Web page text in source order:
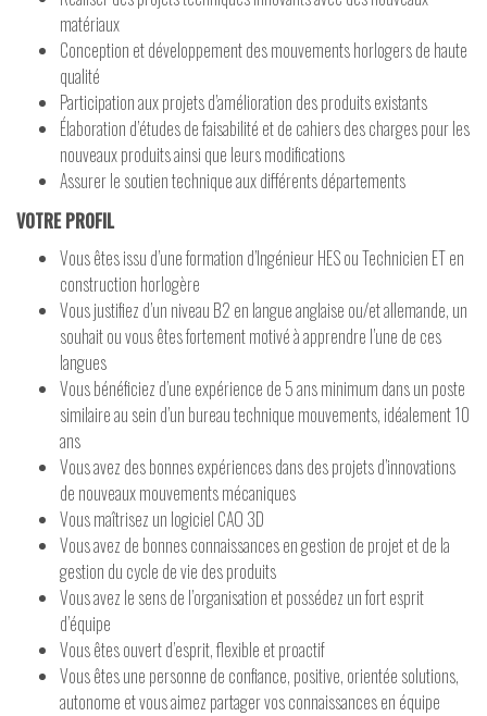
matériaux
Conception et développement des mouvements horlogers de haute
qualité
Participation aux projets d’amélioration des produits existants
Élaboration d’études de faisabilité et de cahiers des charges pour les
nouveaux produits ainsi que leurs modifications
Assurer le soutien technique aux différents départements
VOTRE PROFIL
Vous êtes issu d’une formation d’Ingénieur HES ou Technicien ET en
construction horlogère
Vous justifiez d’un niveau B2 en langue anglaise ou/et allemande, un
souhait ou vous êtes fortement motivé à apprendre l’une de ces
langues
Vous bénéficiez d’une expérience de 5 ans minimum dans un poste
similaire au sein d’un bureau technique mouvements, idéalement 10
ans
Vous avez des bonnes expériences dans des projets d’innovations
de nouveaux mouvements mécaniques
Vous maîtrisez un logiciel CAO 3D
Vous avez de bonnes connaissances en gestion de projet et de la
gestion du cycle de vie des produits
Vous avez le sens de l’organisation et possédez un fort esprit
d’équipe
Vous êtes ouvert d’esprit, flexible et proactif
Vous êtes une personne de confiance, positive, orientée solutions,
autonome et vous aimez partager vos connaissances en équipe